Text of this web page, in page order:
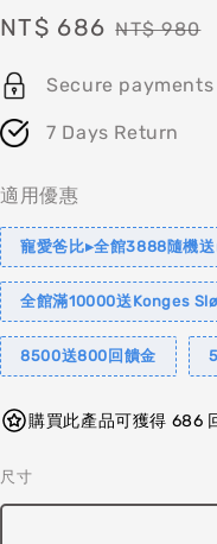
Sale
NT$ 686 Regular
NT$ 980
Secure payments
7 Days Return
適用優惠
寵愛爸比▸全館3888隨機
全館滿10000送Konges
8500送800回饋金
購買此產品可獲得 686
尺寸